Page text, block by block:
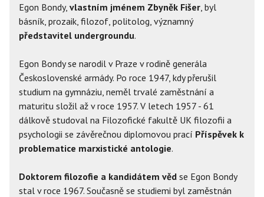
Egon Bondy, vlastním jménem Zbyněk Fišer, byl
básník, prozaik, filozof, politolog, významný
představitel undergroundu.
Egon Bondy se narodil v Praze v rodině generála
Československé armády. Po roce 1947, kdy přerušil
studium na gymnáziu, neměl trvalé zaměstnání a
maturitu složil až v roce 1957. V letech 1957 - 61
dálkově studoval na Filozofické fakultě UK filozofii a
psychologii se závěrečnou diplomovou prací Příspěvek k
problematice marxistické antologie.
Doktorem filozofie a kandidátem věd se Egon Bondy
stal v roce 1967. Současně se studiemi byl zaměstnán